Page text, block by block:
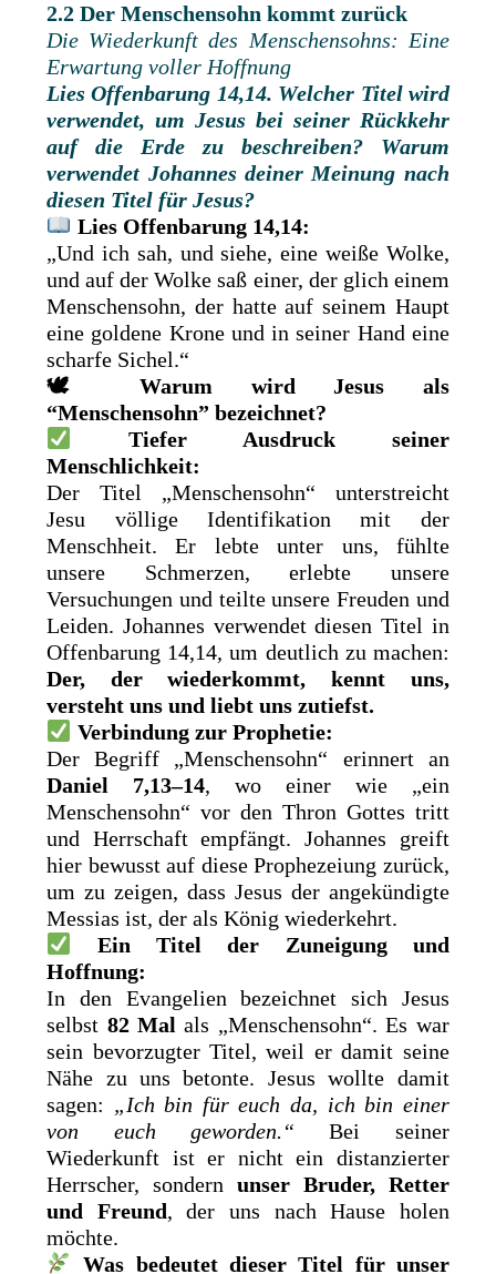
2.2 Der Menschensohn kommt zurück
Die Wiederkunft des Menschensohns: Eine
Erwartung voller Hoffnung
LiesOffenbarung 14,14. Welcher Titel wird
verwendet, um Jesus bei seiner Rückkehr
auf die Erde zu beschreiben? Warum
verwendet Johannes deiner Meinung nach
diesen Titel für Jesus?
Lies Offenbarung 14,14:
„Und ich sah, und siehe, eine weiße Wolke,
und auf der Wolke saß einer, der glich einem
Menschensohn, der hatte auf seinem Haupt
eine goldene Krone und in seiner Hand eine
scharfe Sichel.“
🕊
Warum wird Jesus als
“Menschensohn” bezeichnet?
Tiefer Ausdruck seiner
Menschlichkeit:
Der Titel „Menschensohn“ unterstreicht
Jesu völlige Identifikation mit der
Menschheit. Er lebte unter uns, fühlte
unsere Schmerzen, erlebte unsere
Versuchungen und teilte unsere Freuden und
Leiden. Johannes verwendet diesen Titel in
Offenbarung 14,14, um deutlich zu machen:
Der, der wiederkommt, kennt uns,
versteht uns und liebt uns zutiefst.
Verbindung zur Prophetie:
Der Begriff „Menschensohn“ erinnert an
Daniel 7,13–14, wo einer wie „ein
Menschensohn“ vor den Thron Gottes tritt
und Herrschaft empfängt. Johannes greift
hier bewusst auf diese Prophezeiung zurück,
um zu zeigen, dass Jesus der angekündigte
Messias ist, der als König wiederkehrt.
Ein Titel der Zuneigung und
Hoffnung:
In den Evangelien bezeichnet sich Jesus
selbst 82 Mal als „Menschensohn“. Es war
sein bevorzugter Titel, weil er damit seine
Nähe zu uns betonte. Jesus wollte damit
sagen: „Ich bin für euch da, ich bin einer
von euch geworden.“ Bei seiner
Wiederkunft ist er nicht ein distanzierter
Herrscher, sondern unser Bruder, Retter
und Freund, der uns nach Hause holen
möchte.
Was bedeutet dieser Titel für unser